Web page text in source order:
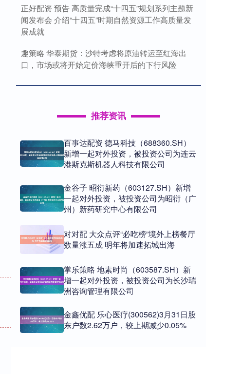
正好配资 预告 高质量完成“十四五”规划系列主题新
闻发布会 介绍“十四五”时期自然资源工作高质量发
展成就
趣策略 华泰期货：沙特考虑将原油转运至红海出
口，市场或将开始定价海峡重开后的下行风险
推荐资讯
百事达配资 德马科技（688360.SH）
新增一起对外投资，被投资公司为连云
港斯克斯机器人科技有限公司
金谷子 昭衍新药（603127.SH）新增
一起对外投资，被投资公司为昭衍（广
州）新药研究中心有限公司
对对配 大众点评“必吃榜”境外上榜餐厅
数量涨五成 明年将加速拓城出海
掌乐策略 地素时尚（603587.SH）新
增一起对外投资，被投资公司为长沙瑞
洲咨询管理有限公司
金鑫优配 乐心医疗(300562)3月31日股
东户数2.62万户，较上期减少0.05%